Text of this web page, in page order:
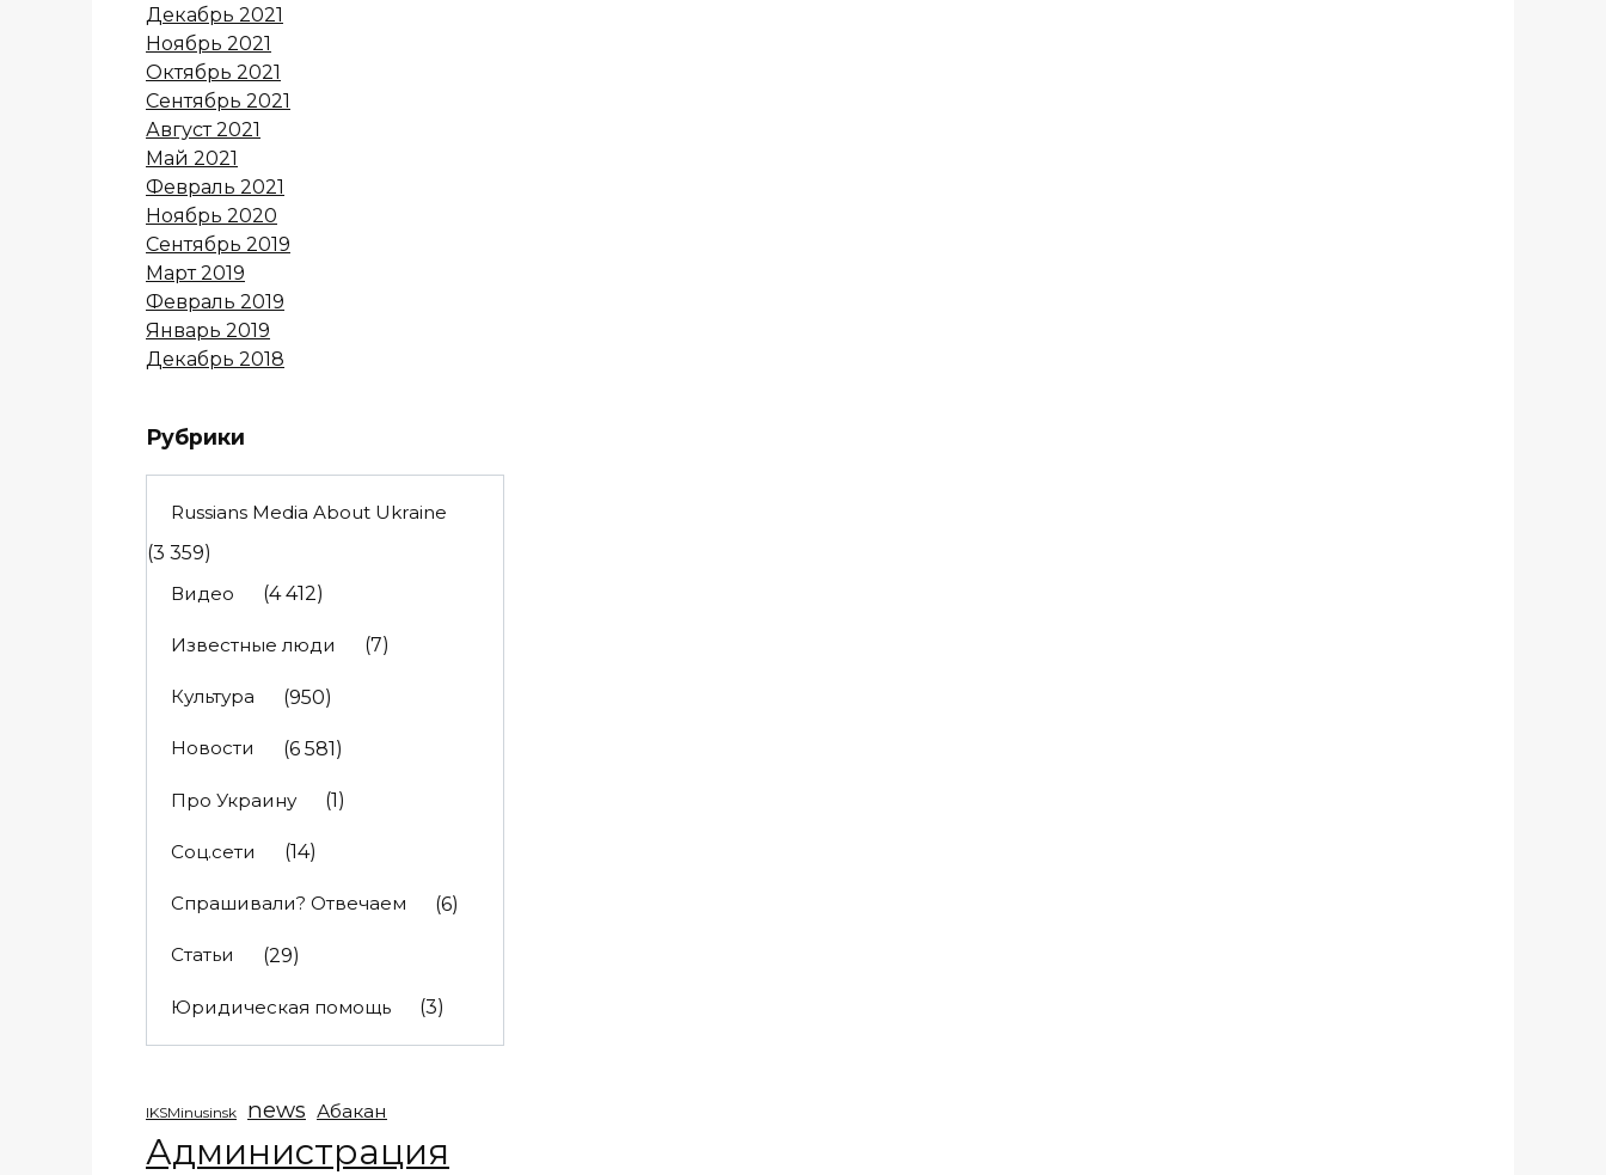
Декабрь 2021
Ноябрь 2021
Октябрь 2021
Сентябрь 2021
Август 2021
Май 2021
Февраль 2021
Ноябрь 2020
Сентябрь 2019
Март 2019
Февраль 2019
Январь 2019
Декабрь 2018
Рубрики
Russians Media About Ukraine
(3 359)
Видео
(4 412)
Известные люди (7)
Культура (950)
Новости (6 581)
Про Украину (1)
Соц.сети (14)
Спрашивали? Отвечаем (6)
Статьи (29)
Юридическая помощь (3)
IKSMinusinsk news Абакан
Администрация